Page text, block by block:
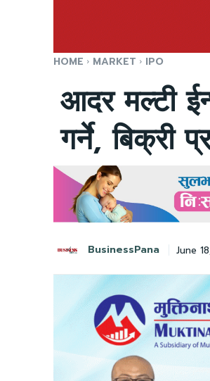
HOME MARKET IPO
आदर मल्टी
गर्ने, बिक्री
BusinessPana June